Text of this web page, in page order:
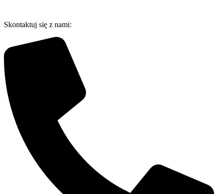
treści
Skontaktuj się z nami: